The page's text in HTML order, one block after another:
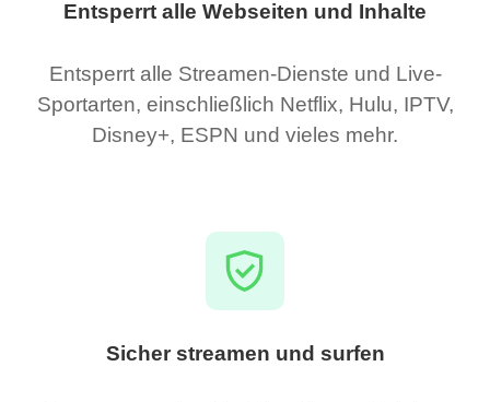
Entsperrt alle Webseiten und Inhalte
Entsperrt alle Streamen-Dienste und Live-
Sportarten, einschließlich Netflix, Hulu, IPTV,
Disney+, ESPN und vieles mehr.
Sicher streamen und surfen